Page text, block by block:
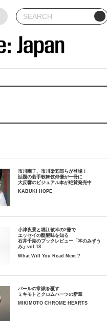
市川團子、市川染五郎らが登場！
話題の若手歌舞伎俳優が一冊に
大反響のビジュアル本が絶賛発売中
KABUKI HOPE
小津夜景と堀江敏幸の2冊で
エッセイの醍醐味を知る
石井千湖のブックレビュー「本のみずう
み」vol.18
What Will You Read Next ?
パールの常識を覆す
ミキモトとクロムハーツの新章
MIKIMOTO CHROME HEARTS